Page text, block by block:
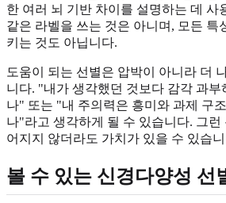
한 여러 뇌 기반 차이를 설명하는 데 사
같은 라벨을 쓰는 것은 아니며, 모든 특
키는 것도 아닙니다.
도움이 되는 선별은 압박이 아니라 더
니다. "내가 생각했던 것보다 감각 과부
나" 또는 "내 주의력은 흥미와 과제 구
나"라고 생각하게 될 수 있습니다. 그런
어지지 않더라도 가치가 있을 수 있습
볼 수 있는 신경다양성 선